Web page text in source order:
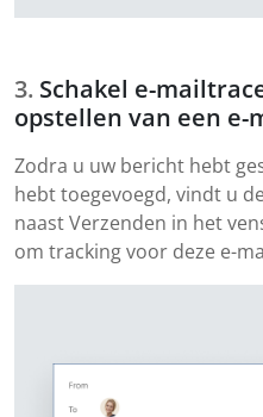
Schakel e-
opstellen van een e-
Zodra u uw bericht hebt
hebt toegevoegd, vindt u
naast Verzenden in het
om tracking voor deze e-